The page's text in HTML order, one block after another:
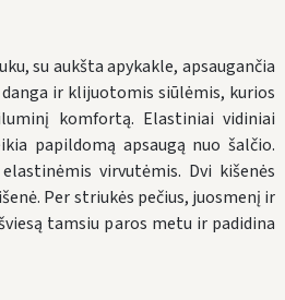
su aukšta apykakle, apsaugančia
ir klijuotomis siūlėmis, kurios
komfortą. Elastiniai vidiniai
papildomą apsaugą nuo šalčio.
virvutėmis. Dvi kišenės
Per striukės pečius, juosmenį ir
tamsiu paros metu ir padidina